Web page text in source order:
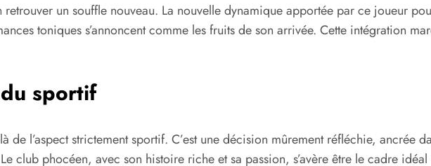
un souffle nouveau. La nouvelle dynamique apportée par ce joueur
toniques s’annoncent comme les fruits de son arrivée. Cette intégration
sportif
de l’aspect strictement sportif. C’est une décision mûrement réfléchie, ancrée
club phocéen, avec son histoire riche et sa passion, s’avère être le cadre